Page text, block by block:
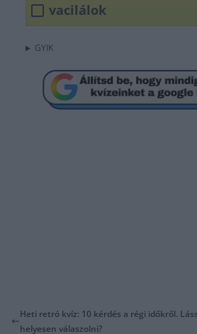
vacilálok
GYIK
Heti retró kvíz: 10 kérdés a régi időkről.
helyesen válaszolni?